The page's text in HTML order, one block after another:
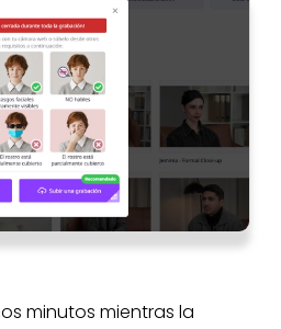
minutos mientras la